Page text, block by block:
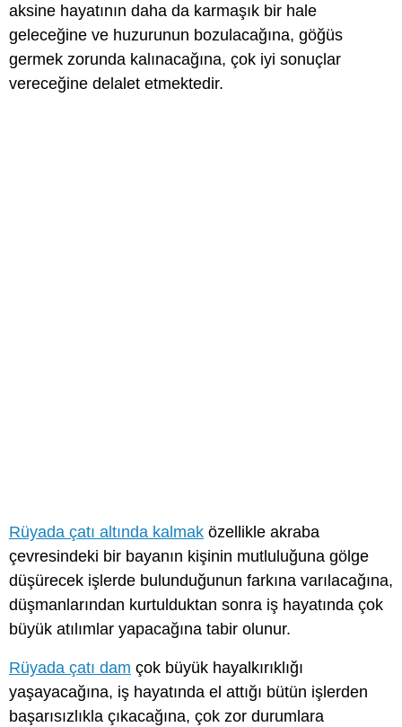
aksine hayatının daha da karmaşık bir hale
geleceğine ve huzurunun bozulacağına, göğüs
germek zorunda kalınacağına, çok iyi sonuçlar
vereceğine delalet etmektedir.
Rüyada çatı altında kalmak özellikle akraba
çevresindeki bir bayanın kişinin mutluluğuna gölge
düşürecek işlerde bulunduğunun farkına varılacağına,
düşmanlarından kurtulduktan sonra iş hayatında çok
büyük atılımlar yapacağına tabir olunur.
Rüyada çatı dam çok büyük hayalkırıklığı
yaşayacağına, iş hayatında el attığı bütün işlerden
başarısızlıkla çıkacağına, çok zor durumlara